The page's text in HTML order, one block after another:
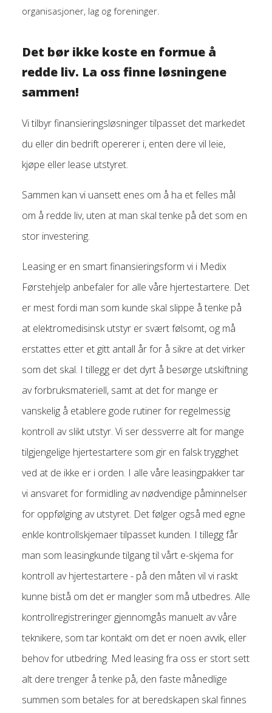
organisasjoner, lag og foreninger.
Det bør ikke koste en formue å
redde liv. La oss finne løsningene
sammen!
Vi tilbyr finansieringsløsninger tilpasset det markedet
du eller din bedrift opererer i, enten dere vil leie,
kjøpe eller lease utstyret.
Sammen kan vi uansett enes om å ha et felles mål
om å redde liv, uten at man skal tenke på det som en
stor investering.
Leasing er en smart finansieringsform vi i Medix
Førstehjelp anbefaler for alle våre hjertestartere. Det
er mest fordi man som kunde skal slippe å tenke på
at elektromedisinsk utstyr er svært følsomt, og må
erstattes etter et gitt antall år for å sikre at det virker
som det skal. I tillegg er det dyrt å besørge utskiftning
av forbruksmateriell, samt at det for mange er
vanskelig å etablere gode rutiner for regelmessig
kontroll av slikt utstyr. Vi ser dessverre alt for mange
tilgjengelige hjertestartere som gir en falsk trygghet
ved at de ikke er i orden. I alle våre leasingpakker tar
vi ansvaret for formidling av nødvendige påminnelser
for oppfølging av utstyret. Det følger også med egne
enkle kontrollskjemaer tilpasset kunden. I tillegg får
man som leasingkunde tilgang til vårt e-skjema for
kontroll av hjertestartere - på den måten vil vi raskt
kunne bistå om det er mangler som må utbedres. Alle
kontrollregistreringer gjennomgås manuelt av våre
teknikere, som tar kontakt om det er noen avvik, eller
behov for utbedring. Med leasing fra oss er stort sett
alt dere trenger å tenke på, den faste månedlige
summen som betales for at beredskapen skal finnes